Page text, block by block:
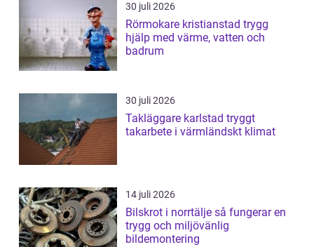
30 juli 2026
Rörmokare kristianstad trygg
hjälp med värme, vatten och
badrum
30 juli 2026
Takläggare karlstad tryggt
takarbete i värmländskt klimat
14 juli 2026
Bilskrot i norrtälje så fungerar en
trygg och miljövänlig
bildemontering